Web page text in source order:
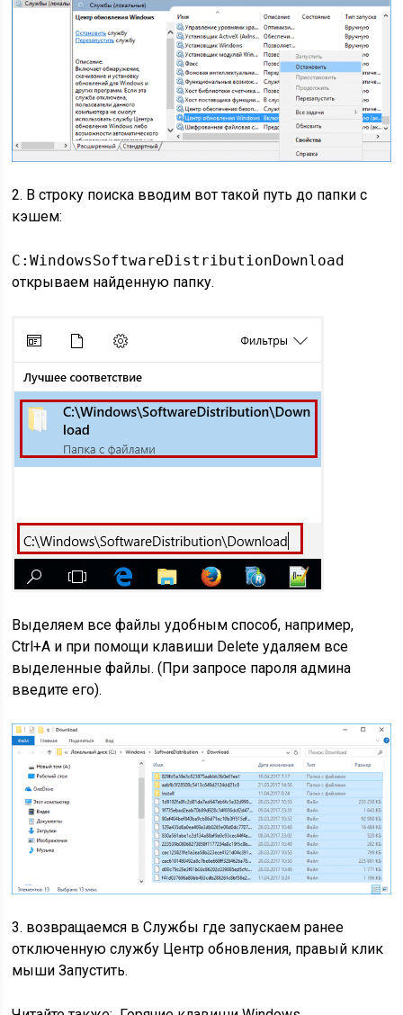
2. В строку поиска вводим вот такой путь до папки с
кэшем:
C:WindowsSoftwareDistributionDownload
открываем найденную папку.
Выделяем все файлы удобным способ, например,
Ctrl+A и при помощи клавиши Delete удаляем все
выделенные файлы. (При запросе пароля админа
введите его).
3. возвращаемся в Службы где запускаем ранее
отключенную службу Центр обновления, правый клик
мыши Запустить.